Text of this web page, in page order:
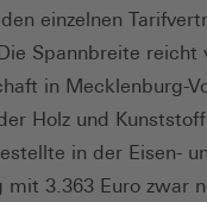
einzelnen
Spannbreite
in Mecklenburg-
Holz und
in der Eisen-
3.363 Euro zwar